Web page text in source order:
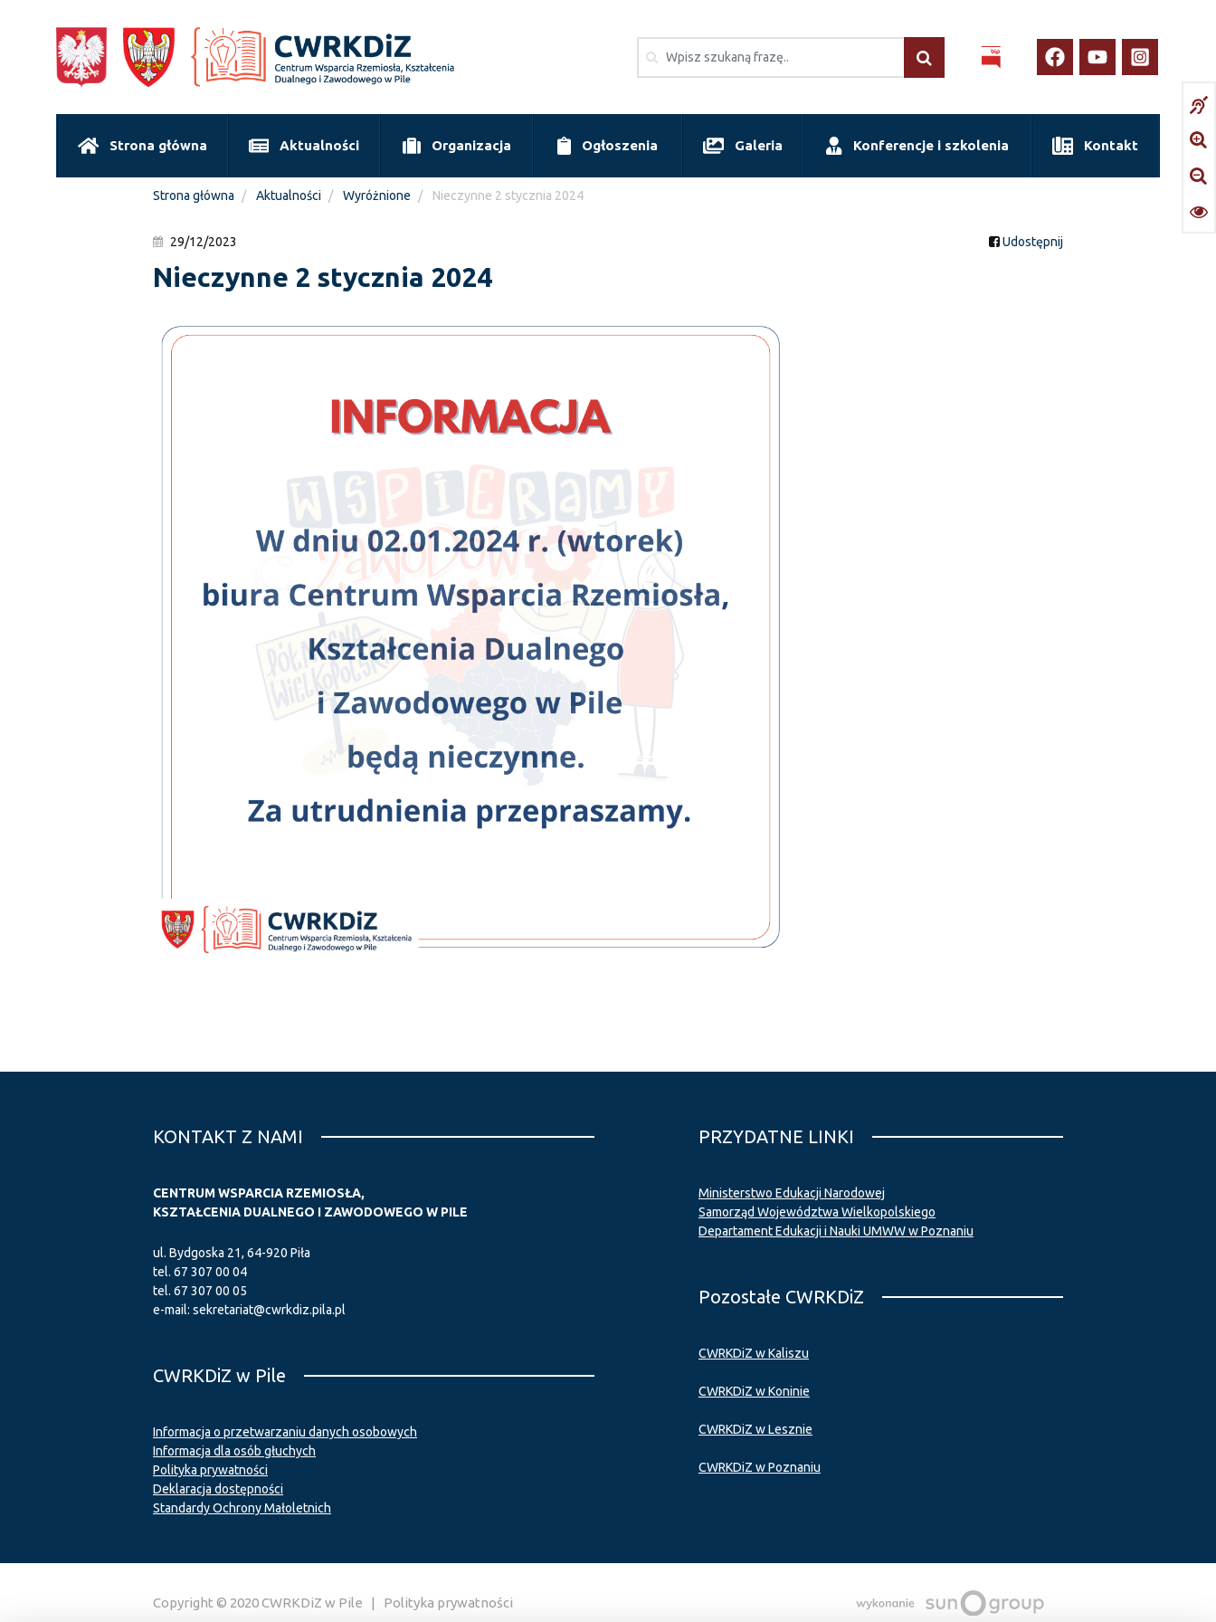
Strona główna Aktualności Organizacja Ogłoszenia Galeria Konferencje i szkolenia Kontakt
Strona główna Aktualności Wyróżnione Nieczynne 2 stycznia 2024
29/12/2023 Udostępnij
Nieczynne 2 stycznia 2024
KONTAKT Z NAMI
CENTRUM WSPARCIA RZEMIOSŁA,
KSZTAŁCENIA DUALNEGO I ZAWODOWEGO W PILE
ul. Bydgoska 21, 64-920 Piła
tel. 67 307 00 04
tel. 67 307 00 05
e-mail: sekretariat@cwrkdiz.pila.pl
CWRKDiZ w Pile
Informacja o przetwarzaniu danych osobowych
Informacja dla osób głuchych
Polityka prywatności
Deklaracja dostępności
Standardy Ochrony Małoletnich
PRZYDATNE LINKI
Ministerstwo Edukacji Narodowej
Samorząd Województwa Wielkopolskiego
Departament Edukacji i Nauki UMWW w Poznaniu
Pozostałe CWRKDiZ
CWRKDiZ w Kaliszu
CWRKDiZ w Koninie
CWRKDiZ w Lesznie
CWRKDiZ w Poznaniu
Copyright © 2020 CWRKDiZ w Pile | Polityka prywatności